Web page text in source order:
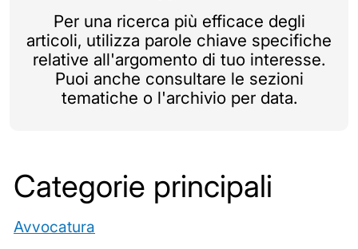
Per una ricerca più efficace degli
articoli, utilizza parole chiave specifiche
relative all'argomento di tuo interesse.
Puoi anche consultare le sezioni
tematiche o l'archivio per data.
Categorie principali
Avvocatura